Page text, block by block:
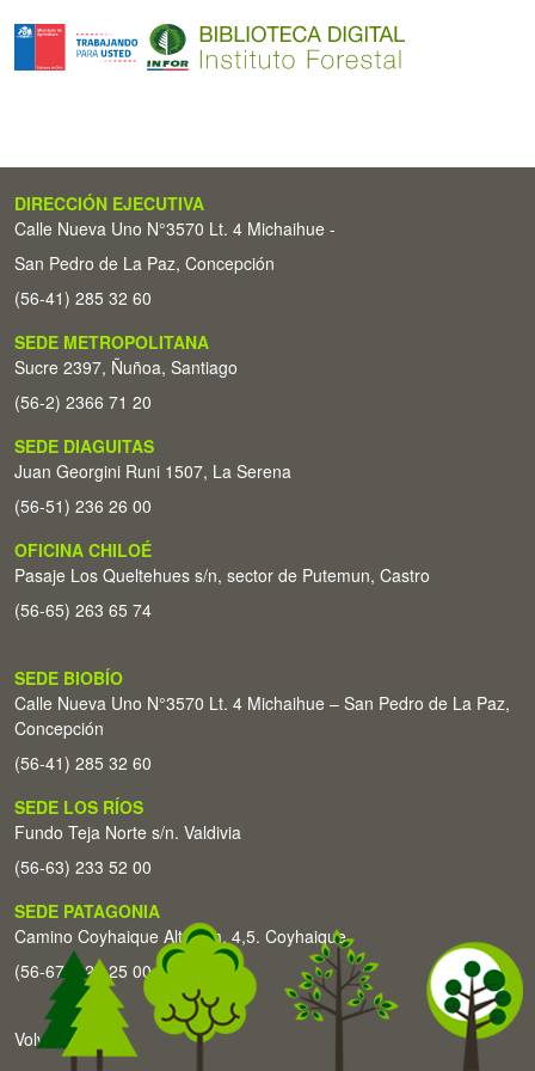
DIRECCIÓN EJECUTIVA
Calle Nueva Uno N°3570 Lt. 4 Michaihue -
San Pedro de La Paz, Concepción
(56-41) 285 32 60
SEDE METROPOLITANA
Sucre 2397, Ñuñoa, Santiago
(56-2) 2366 71 20
SEDE DIAGUITAS
Juan Georgini Runi 1507, La Serena
(56-51) 236 26 00
OFICINA CHILOÉ
Pasaje Los Queltehues s/n, sector de Putemun, Castro
(56-65) 263 65 74
SEDE BIOBÍO
Calle Nueva Uno N°3570 Lt. 4 Michaihue – San Pedro de La Paz,
Concepción
(56-41) 285 32 60
SEDE LOS RÍOS
Fundo Teja Norte s/n. Valdivia
(56-63) 233 52 00
SEDE PATAGONIA
Camino Coyhaique Alto Km. 4,5. Coyhaique
(56-67) 226 25 00
Volver arriba